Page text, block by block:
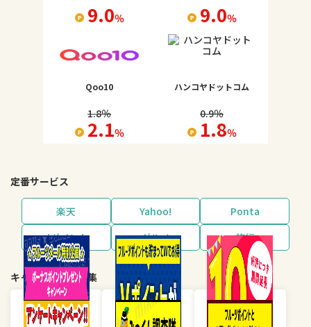
9.0％ 9.0％
Qoo10
1.8％
2.1％
ハンコヤドットコム
0.9％
1.8％
定番サービス
楽天 Yahoo!
Ponta
dポイント
グルメ 旅行
キャンペーン・特集